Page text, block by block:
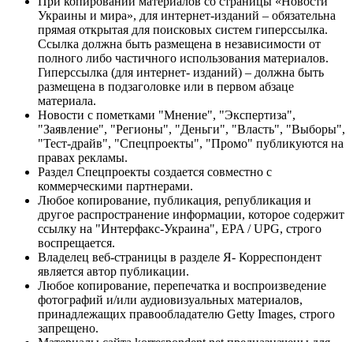
Украины и мира», для интернет-изданий – обязательна
прямая открытая для поисковых систем гиперссылка.
Ссылка должна быть размещена в независимости от
полного либо частичного использования материалов.
Гиперссылка (для интернет- изданий) – должна быть
размещена в подзаголовке или в первом абзаце
материала.
Новости с пометками "Мнение", "Экспертиза",
"Заявление", "Регионы", "Деньги", "Власть", "Выборы",
"Тест-драйв", "Спецпроекты", "Промо" публикуются на
правах рекламы.
Раздел Спецпроекты создается совместно с
коммерческими партнерами.
Любое копирование, публикация, републикация и
другое распространение информации, которое содержит
ссылку на "Интерфакс-Украина", EPA / UPG, строго
воспрещается.
Владелец веб-страницы в разделе Я- Корреспондент
является автор публикации.
Любое копирование, перепечатка и воспроизведение
фотографий и/или аудиовизуальных материалов,
принадлежащих правообладателю Getty Images, строго
запрещено.